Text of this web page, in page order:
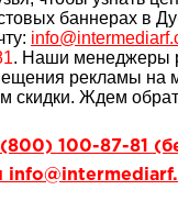
баннерах в
. Наши менеджеры
рекламы на
скидки. Ждем
100-87-81